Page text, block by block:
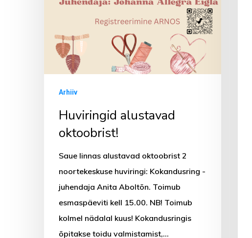
Arhiiv
Huviringid alustavad
oktoobrist!
Saue linnas alustavad oktoobrist 2
noortekeskuse huviringi: Kokandusring -
juhendaja Anita Aboltõn. Toimub
esmaspäeviti kell 15.00. NB! Toimub
kolmel nädalal kuus! Kokandusringis
õpitakse toidu valmistamist,…